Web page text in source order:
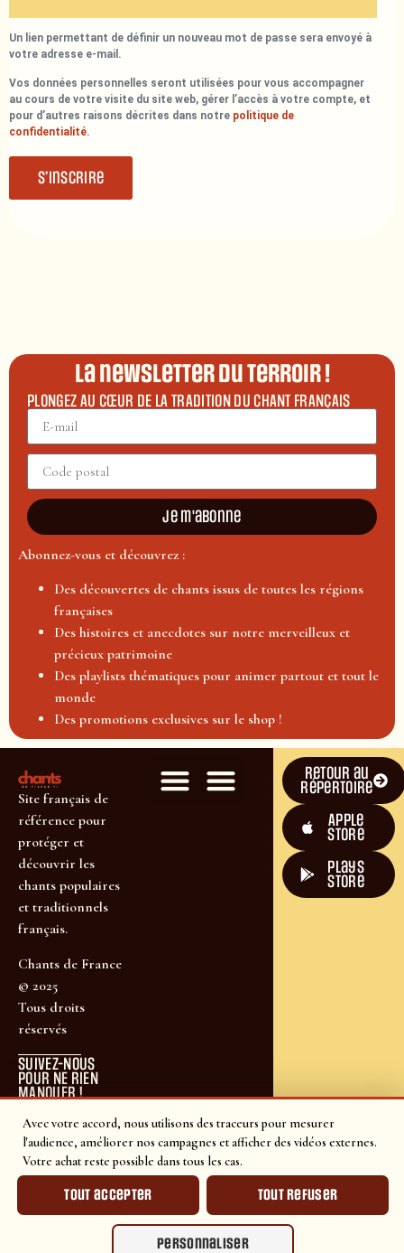
Avec votre accord, nous utilisons des traceurs pour mesurer
l'audience, améliorer nos campagnes et afficher des vidéos externes.
Votre achat reste possible dans tous les cas.
Tout accepter Tout refuser
Personnaliser
Un lien permettant de définir un nouveau mot de passe sera envoyé à
votre adresse e-mail.
Vos données personnelles seront utilisées pour vous accompagner
au cours de votre visite du site web, gérer l’accès à votre compte, et
pour d’autres raisons décrites dans notre politique de
confidentialité.
S’inscrire
La newsletter du terroir !
PLONGEZ AU CŒUR DE LA TRADITION DU CHANT FRANÇAIS
Je m'abonne
Abonnez-vous et découvrez :
Des découvertes de chants issus de toutes les régions
françaises
Des histoires et anecdotes sur notre merveilleux et
précieux patrimoine
Des playlists thématiques pour animer partout et tout le
monde
Des promotions exclusives sur le shop !
Site français de
référence pour
protéger et
découvrir les
chants populaires
et traditionnels
français.
Chants de France
© 2025
Tous droits
réservés
SUIVEZ-NOUS
POUR NE RIEN
MANQUER !
Retour au
répertoire
Apple
Store
plays
store